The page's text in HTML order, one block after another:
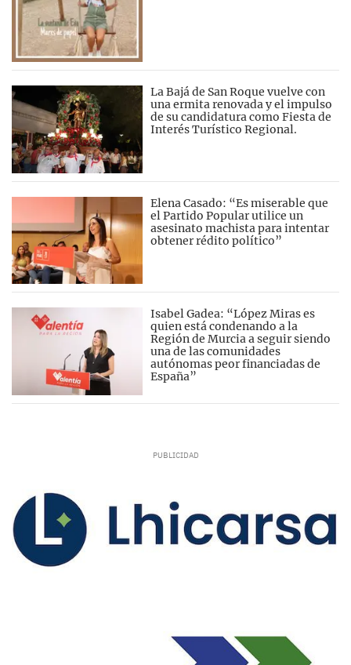
La Bajá de San Roque vuelve con
una ermita renovada y el impulso
de su candidatura como Fiesta de
Interés Turístico Regional.
Elena Casado: “Es miserable que
el Partido Popular utilice un
asesinato machista para intentar
obtener rédito político”
Isabel Gadea: “López Miras es
quien está condenando a la
Región de Murcia a seguir siendo
una de las comunidades
autónomas peor financiadas de
España”